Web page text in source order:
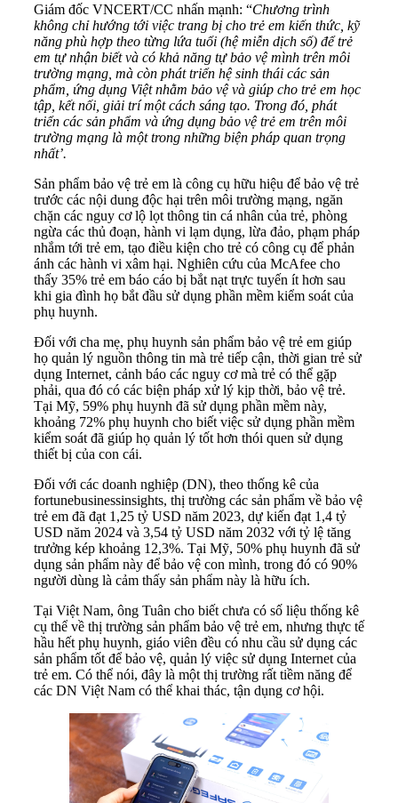
Giám đốc VNCERT/CC nhấn mạnh: “Chương trình
không chỉ hướng tới việc trang bị cho trẻ em kiến thức, kỹ
năng phù hợp theo từng lứa tuổi (hệ miễn dịch số) để trẻ
em tự nhận biết và có khả năng tự bảo vệ mình trên môi
trường mạng, mà còn phát triển hệ sinh thái các sản
phẩm, ứng dụng Việt nhằm bảo vệ và giúp cho trẻ em học
tập, kết nối, giải trí một cách sáng tạo. Trong đó, phát
triển các sản phẩm và ứng dụng bảo vệ trẻ em trên môi
trường mạng là một trong những biện pháp quan trọng
nhất’.
Sản phẩm bảo vệ trẻ em là công cụ hữu hiệu để bảo vệ trẻ
trước các nội dung độc hại trên môi trường mạng, ngăn
chặn các nguy cơ lộ lọt thông tin cá nhân của trẻ, phòng
ngừa các thủ đoạn, hành vi lạm dụng, lừa đảo, phạm pháp
nhắm tới trẻ em, tạo điều kiện cho trẻ có công cụ để phản
ánh các hành vi xâm hại. Nghiên cứu của McAfee cho
thấy 35% trẻ em báo cáo bị bắt nạt trực tuyến ít hơn sau
khi gia đình họ bắt đầu sử dụng phần mềm kiểm soát của
phụ huynh.
Đối với cha mẹ, phụ huynh sản phẩm bảo vệ trẻ em giúp
họ quản lý nguồn thông tin mà trẻ tiếp cận, thời gian trẻ sử
dụng Internet, cảnh báo các nguy cơ mà trẻ có thể gặp
phải, qua đó có các biện pháp xử lý kịp thời, bảo vệ trẻ.
Tại Mỹ, 59% phụ huynh đã sử dụng phần mềm này,
khoảng 72% phụ huynh cho biết việc sử dụng phần mềm
kiểm soát đã giúp họ quản lý tốt hơn thói quen sử dụng
thiết bị của con cái.
Đối với các doanh nghiệp (DN), theo thống kê của
fortunebusinessinsights, thị trường các sản phẩm về bảo vệ
trẻ em đã đạt 1,25 tỷ USD năm 2023, dự kiến đạt 1,4 tỷ
USD năm 2024 và 3,54 tỷ USD năm 2032 với tỷ lệ tăng
trưởng kép khoảng 12,3%. Tại Mỹ, 50% phụ huynh đã sử
dụng sản phẩm này để bảo vệ con mình, trong đó có 90%
người dùng là cảm thấy sản phẩm này là hữu ích.
Tại Việt Nam, ông Tuân cho biết chưa có số liệu thống kê
cụ thể về thị trường sản phẩm bảo vệ trẻ em, nhưng thực tế
hầu hết phụ huynh, giáo viên đều có nhu cầu sử dụng các
sản phẩm tốt để bảo vệ, quản lý việc sử dụng Internet của
trẻ em. Có thể nói, đây là một thị trường rất tiềm năng để
các DN Việt Nam có thể khai thác, tận dụng cơ hội.